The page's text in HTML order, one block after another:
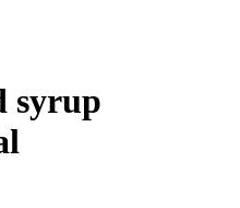
syrup